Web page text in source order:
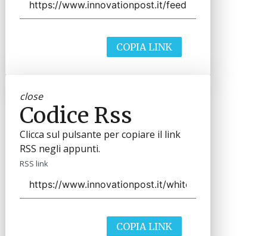
COPIA LINK
close
Codice Rss
Clicca sul pulsante per copiare il link
RSS negli appunti.
RSS link
COPIA LINK